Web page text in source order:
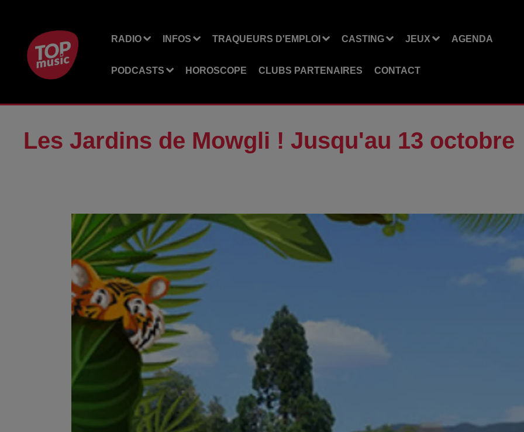
RADIO INFOS TRAQUEURS D'EMPLOI CASTING JEUX AGENDA
PODCASTS HOROSCOPE CLUBS PARTENAIRES CONTACT
Les Jardins de Mowgli ! Jusqu'au 13 octobre